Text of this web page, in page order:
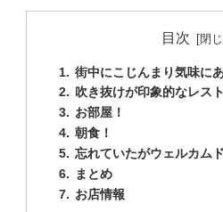
目次
街中にこじんまり気味に
吹き抜けが印象的なレス
お部屋！
朝食！
忘れていたがウェルカム
まとめ
お店情報